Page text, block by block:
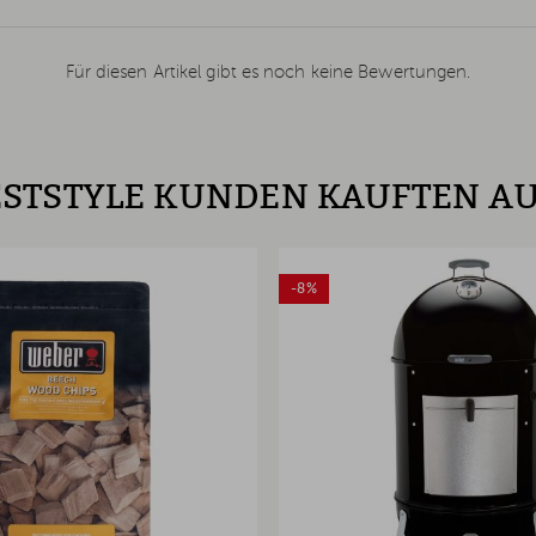
Für diesen Artikel gibt es noch keine Bewertungen.
KUNDEN KAUFTEN
-8%